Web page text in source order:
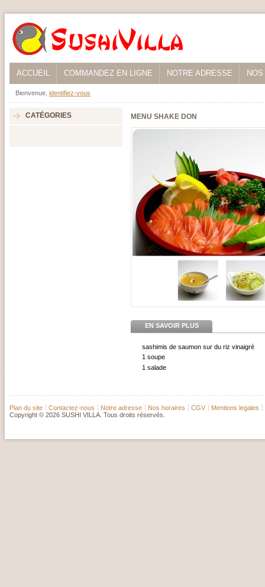
ACCUEIL COMMANDEZ EN LIGNE NOTRE ADRESSE
Bienvenue, identifiez-vous
CATÉGORIES MENU SHAKE DON
EN SAVOIR PLUS
sashimis de saumon sur du riz vinaigré
1 soupe
1 salade
Plan du site Contactez-nous Notre adresse Nos horaires CGV
Mentions legales
Copyright © 2026 SUSHI VILLA. Tous droits réservés.